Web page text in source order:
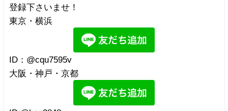
登録下さいませ！
東京・横浜
ID：@cqu7595v
大阪・神戸・京都